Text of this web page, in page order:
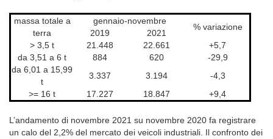
massa totale a
terra
gennaio-novembre
% variazione
2019
2021
> 3,5 t
21.448 22.661
+5,7
da 3,51 a 6 t
884 620
-29,9
da 6,01 a 15,99
t
3.337 3.194
-4,3
>= 16 t
17.227 18.847 +9,4
L’andamento di novembre 2021 su novembre 2020 fa registrare
un calo del 2,2% del mercato dei veicoli industriali. Il confronto dei